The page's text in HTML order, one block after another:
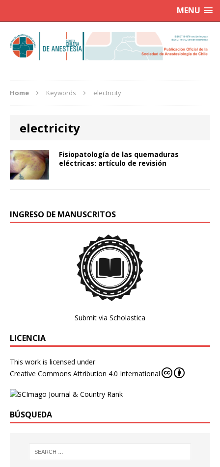
MENU
Home Keywords electricity
electricity
Fisiopatología de las quemaduras
eléctricas: artículo de revisión
INGRESO DE MANUSCRITOS
Submit via Scholastica
LICENCIA
This work is licensed under
Creative Commons Attribution 4.0 International
BÚSQUEDA